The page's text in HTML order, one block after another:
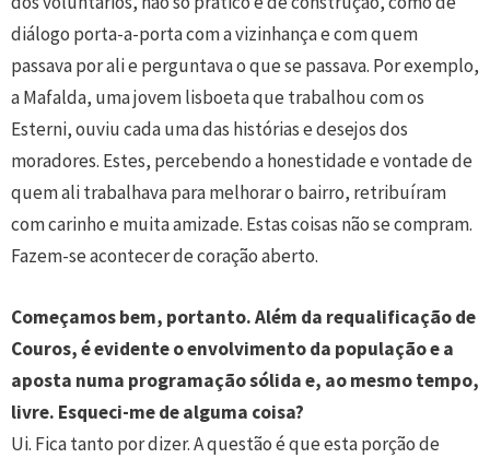
diálogo porta-a-porta com a vizinhança e com quem
passava por ali e perguntava o que se passava. Por exemplo,
a Mafalda, uma jovem lisboeta que trabalhou com os
Esterni, ouviu cada uma das histórias e desejos dos
moradores. Estes, percebendo a honestidade e vontade de
quem ali trabalhava para melhorar o bairro, retribuíram
com carinho e muita amizade. Estas coisas não se compram.
Fazem-se acontecer de coração aberto.
Começamos bem, portanto. Além da requalificação de
Couros, é evidente o envolvimento da população e a
aposta numa programação sólida e, ao mesmo tempo,
livre. Esqueci-me de alguma coisa?
Ui. Fica tanto por dizer. A questão é que esta porção de